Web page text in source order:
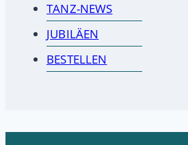
TANZ-NEWS
JUBILÄEN
BESTELLEN